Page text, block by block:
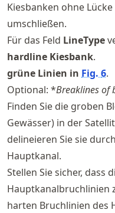
Kiesbanken ohne
umschließen.
Für das Feld LineType
hardline Kiesbank.
grüne Linien in Fig. 6.
Optional: *Breaklines of
Finden Sie die groben
Gewässer) in der
delineieren Sie sie
Hauptkanal.
Stellen Sie sicher, dass
Hauptkanalbruchlinien
harten Bruchlinien des